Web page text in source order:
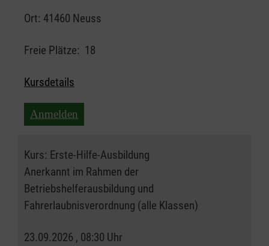
Ort: 41460 Neuss
Freie Plätze: 18
Kursdetails
Anmelden
Kurs: Erste-Hilfe-Ausbildung
Anerkannt im Rahmen der
Betriebshelferausbildung und
Fahrerlaubnisverordnung (alle Klassen)
23.09.2026 , 08:30 Uhr